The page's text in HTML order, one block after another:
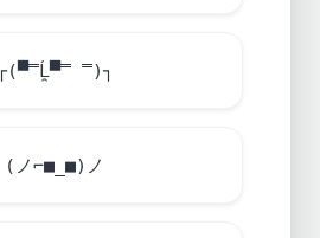
┌(▀̿Ĺ̯▀̿ ̿)┐
(ノ⌐■_■)ノ